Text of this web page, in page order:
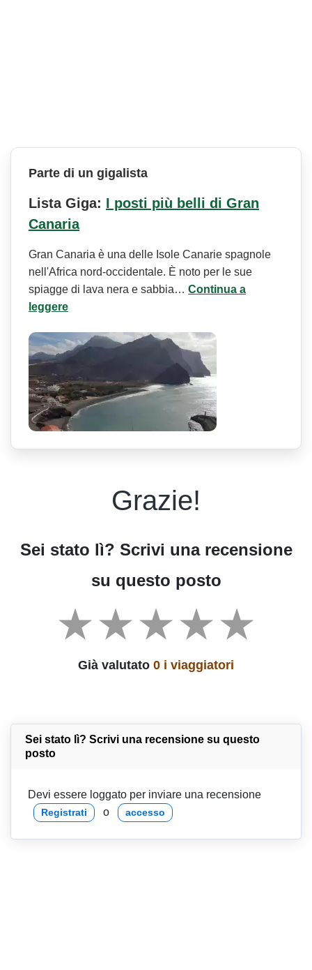
Parte di un gigalista
Lista Giga: I posti più belli di Gran
Canaria
Gran Canaria è una delle Isole Canarie spagnole
nell'Africa nord-occidentale. È noto per le sue
spiagge di lava nera e sabbia… Continua a
leggere
Grazie!
Sei stato lì? Scrivi una recensione
su questo posto
Già valutato 0 i viaggiatori
Sei stato lì? Scrivi una recensione su questo
posto
Devi essere loggato per inviare una recensione
Registrati o accesso